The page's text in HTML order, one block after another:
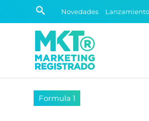
Novedades
Formula 1